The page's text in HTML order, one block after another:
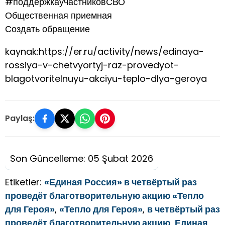
Общественная приемная
Создать обращение
kaynak:https://er.ru/activity/news/edinaya-
rossiya-v-chetvyortyj-raz-provedyot-
blagotvoritelnuyu-akciyu-teplo-dlya-geroya
Paylaş:
Son Güncelleme: 05 Şubat 2026
Etiketler: «Единая Россия» в четвёртый раз
проведёт благотворительную акцию «Тепло
для Героя», «Тепло для Героя», в четвёртый раз